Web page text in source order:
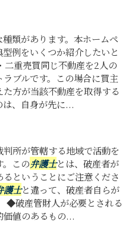
類があります。本ホームペ
型例をいくつか紹介したいと
重売買同じ不動産を2人の
ブルです。この場合に買主
方が当該不動産を取得する
は、自身が先に...
所が管轄する地域で活動を
。この弁護士とは、破産者が
ということにご注意くださ
護士と違って、破産者自らが
◆破産管財人が必要とされる
価値のあるもの...